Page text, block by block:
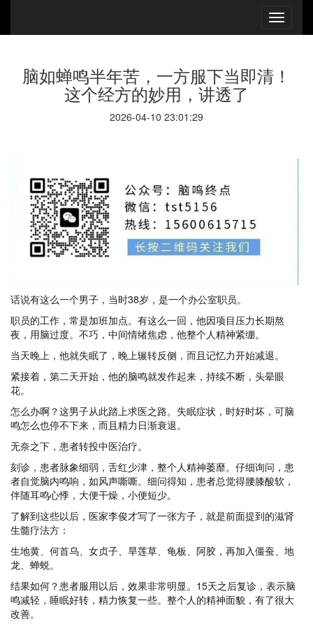
脑如蝉鸣半年苦，一方服下当即清！
这个经方的妙用，讲透了
2026-04-10 23:01:29
话说有这么一个男子，当时38岁，是一个办公室职员。
职员的工作，常是加班加点。有这么一回，他因项目压力长期熬
夜，用脑过度。不巧，中间情绪焦虑，他整个人精神紧绷。
当天晚上，他就失眠了，晚上辗转反侧，而且记忆力开始减退。
紧接着，第二天开始，他的脑鸣就发作起来，持续不断，头晕眼
花。
怎么办啊？这男子从此踏上求医之路。失眠症状，时好时坏，可脑
鸣怎么也停不下来，而且精力日渐衰退。
无奈之下，患者转投中医治疗。
刻诊，患者脉象细弱，舌红少津，整个人精神萎靡。仔细询问，患
者自觉脑内鸣响，如风声嘶嘶。细问得知，患者总觉得腰膝酸软，
伴随耳鸣心悸，大便干燥，小便短少。
了解到这些以后，医家李俊才写了一张方子，就是前面提到的滋肾
生髓疗法方：
生地黄、何首乌、女贞子、旱莲草、龟板、阿胶，再加入僵蚕、地
龙、蝉蜕。
结果如何？患者服用以后，效果非常明显。15天之后复诊，表示脑
鸣减轻，睡眠好转，精力恢复一些。整个人的精神面貌，有了很大
改善。